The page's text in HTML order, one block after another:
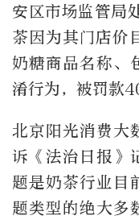
安区市场监管局
茶因为其门店价
奶糖商品名称、
淆行为，被罚款
北京阳光消费大
诉《法治日报》
题是奶茶行业目
题类型的绝大多